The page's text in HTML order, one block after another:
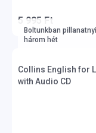
5 995 Ft
Boltunkban
három hét
Collins English for
with Audio CD